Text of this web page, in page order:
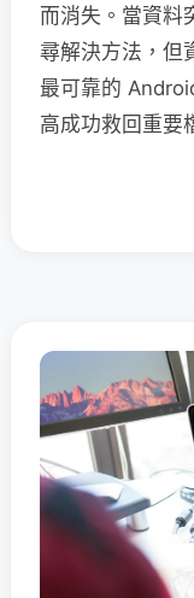
而消失。當資料
尋解決方法，但
最可靠的
高成功救回重要